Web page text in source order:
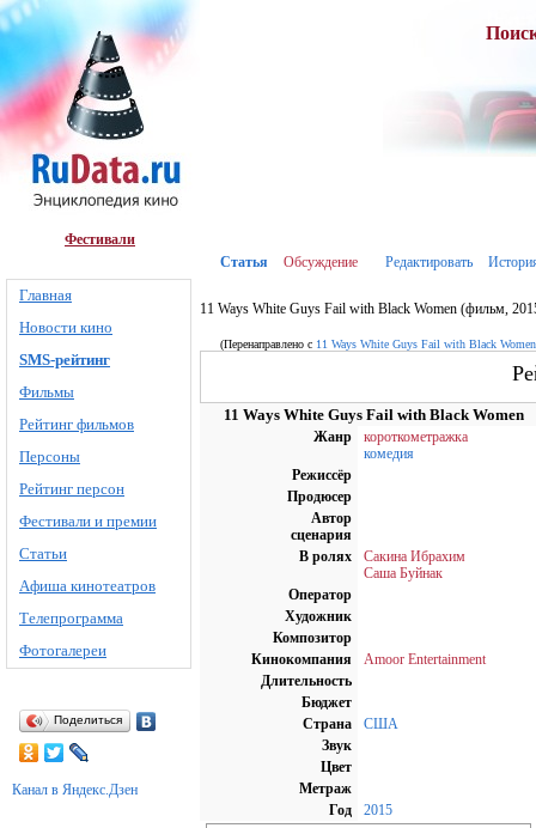
Фестивали
Главная
Новости кино
SMS-рейтинг
Фильмы
Рейтинг фильмов
Персоны
Рейтинг персон
Фестивали и премии
Статьи
Афиша кинотеатров
Телепрограмма
Фотогалереи
Поделиться
Канал в Яндекс.Дзен
Статья Обсуждение Редактировать
11 Ways White Guys Fail with Black Women (фильм,
(Перенаправлено с 11 Ways White Guys Fail with Black
11 Ways White Guys Fail with Black Women
Жанр
короткометражка
комедия
Режиссёр
Продюсер
Автор
сценария
В ролях
Сакина Ибрахим
Саша Буйнак
Оператор
Художник
Композитор
Кинокомпания
Amoor Entertainment
Длительность
Бюджет
Страна
США
Звук
Цвет
Метраж
Год
2015